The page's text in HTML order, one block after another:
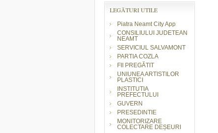
LEGĂTURI UTILE
Piatra Neamt City App
CONSILIULUI JUDETEAN
NEAMT
SERVICIUL SALVAMONT
PARTIA COZLA
FII PREGĂTIT
UNIUNEA ARTISTILOR
PLASTICI
INSTITUTIA
PREFECTULUI
GUVERN
PRESEDINTIE
MONITORIZARE
COLECTARE DEȘEURI